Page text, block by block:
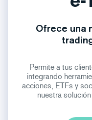
Ofrece una
Permite a tus
integrando
acciones, ETFs y
nuestra